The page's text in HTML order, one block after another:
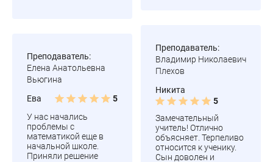
Преподаватель:
Елена Анатольевна
Вьюгина
Ева
5
У нас начались
проблемы с
математикой еще в
начальной школе.
Приняли решение
Преподаватель:
Владимир Николаевич
Плехов
Никита
5
Замечательный
учитель! Отлично
объясняет. Терпеливо
относится к ученику.
Сын доволен и